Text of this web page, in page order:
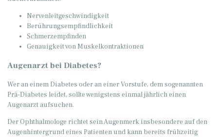
Nervenleitgeschwindigkeit
Berührungsempfindlichkeit
Schmerzempfinden
Genauigkeit von Muskelkontraktionen
Augenarzt bei Diabetes?
Wer an einem Diabetes oder an einer Vorstufe, dem sogenannten
Prä-Diabetes leidet, sollte wenigstens einmal jährlich einen
Augenarzt aufsuchen.
Der Ophthalmologe richtet sein Augenmerk insbesondere auf den
Augenhintergrund eines Patienten und kann bereits frühzeitig